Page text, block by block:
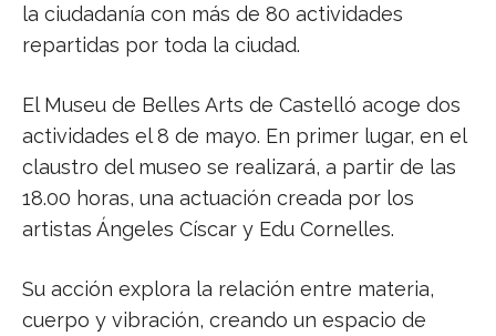
la ciudadanía con más de 80 actividades
repartidas por toda la ciudad.
El Museu de Belles Arts de Castelló acoge dos
actividades el 8 de mayo. En primer lugar, en el
claustro del museo se realizará, a partir de las
18.00 horas, una actuación creada por los
artistas Ángeles Císcar y Edu Cornelles.
Su acción explora la relación entre materia,
cuerpo y vibración, creando un espacio de